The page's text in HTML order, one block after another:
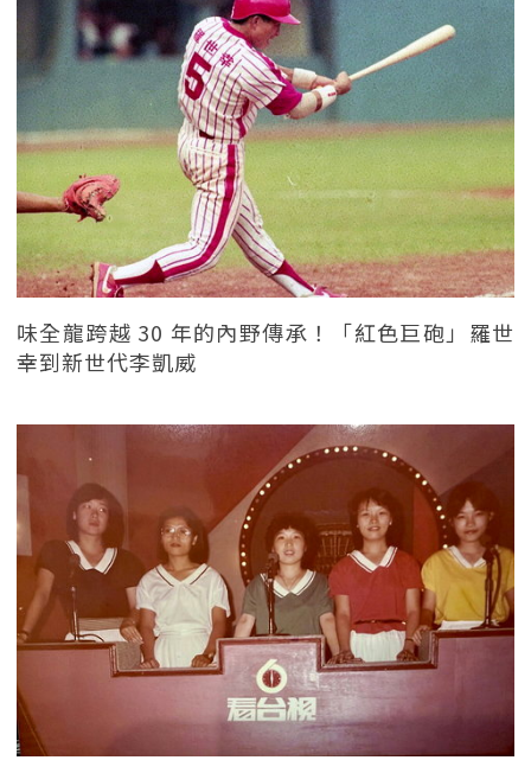
味全龍跨越 30 年的內野傳承！「紅色巨砲」羅世
幸到新世代李凱威